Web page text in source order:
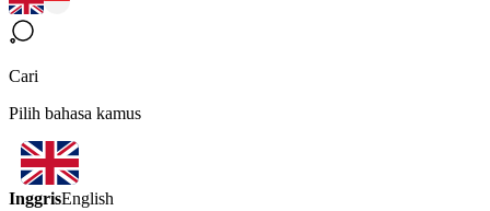
Cari
Pilih bahasa kamus
InggrisEnglish